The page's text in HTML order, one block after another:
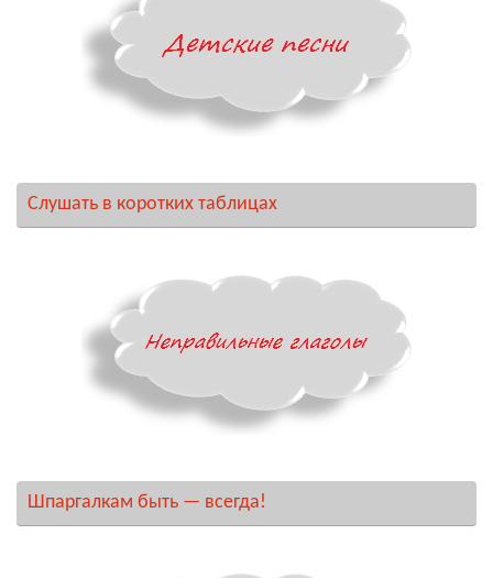
Слушать в коротких таблицах
Шпаргалкам быть — всегда!